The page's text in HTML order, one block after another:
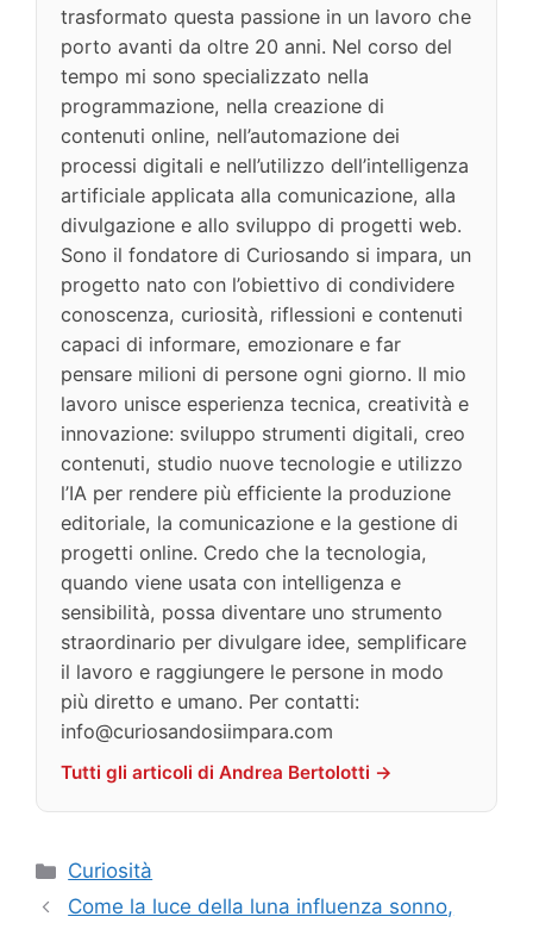
trasformato questa passione in un lavoro che
porto avanti da oltre 20 anni. Nel corso del
tempo mi sono specializzato nella
programmazione, nella creazione di
contenuti online, nell’automazione dei
processi digitali e nell’utilizzo dell’intelligenza
artificiale applicata alla comunicazione, alla
divulgazione e allo sviluppo di progetti web.
Sono il fondatore di Curiosando si impara, un
progetto nato con l’obiettivo di condividere
conoscenza, curiosità, riflessioni e contenuti
capaci di informare, emozionare e far
pensare milioni di persone ogni giorno. Il mio
lavoro unisce esperienza tecnica, creatività e
innovazione: sviluppo strumenti digitali, creo
contenuti, studio nuove tecnologie e utilizzo
l’IA per rendere più efficiente la produzione
editoriale, la comunicazione e la gestione di
progetti online. Credo che la tecnologia,
quando viene usata con intelligenza e
sensibilità, possa diventare uno strumento
straordinario per divulgare idee, semplificare
il lavoro e raggiungere le persone in modo
più diretto e umano. Per contatti:
info@curiosandosiimpara.com
Tutti gli articoli di Andrea Bertolotti →
Categorie
Curiosità
Come la luce della luna influenza sonno,